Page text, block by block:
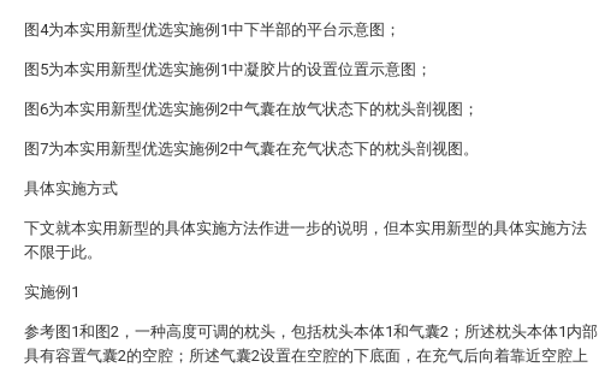
图4为本实用新型优选实施例1中下半部的平台示意图；
图5为本实用新型优选实施例1中凝胶片的设置位置示意图；
图6为本实用新型优选实施例2中气囊在放气状态下的枕头剖视图；
图7为本实用新型优选实施例2中气囊在充气状态下的枕头剖视图。
具体实施方式
下文就本实用新型的具体实施方法作进一步的说明，但本实用新型的具体实施方法
不限于此。
实施例1
参考图1和图2，一种高度可调的枕头，包括枕头本体1和气囊2；所述枕头本体1内部
具有容置气囊2的空腔；所述气囊2设置在空腔的下底面，在充气后向着靠近空腔上